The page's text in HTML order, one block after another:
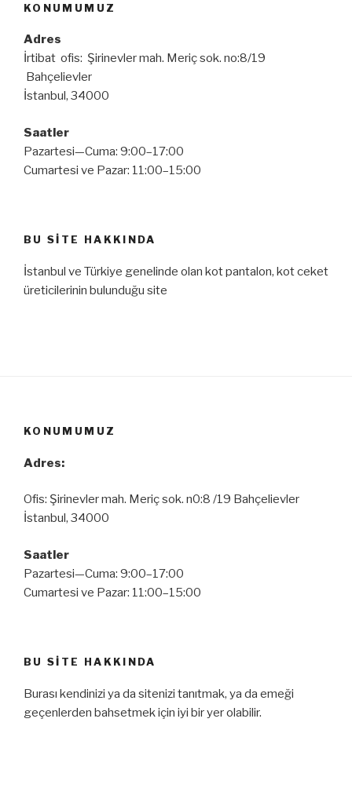
KONUMUMUZ
Adres
İrtibat ofis: Şirinevler mah. Meriç sok. no:8/19
Bahçelievler
İstanbul, 34000
Saatler
Pazartesi—Cuma: 9:00–17:00
Cumartesi ve Pazar: 11:00–15:00
BU SITE HAKKINDA
İstanbul ve Türkiye genelinde olan kot pantalon, kot ceket
üreticilerinin bulunduğu site
KONUMUMUZ
Adres:
Ofis: Şirinevler mah. Meriç sok. n0:8 /19 Bahçelievler
İstanbul, 34000
Saatler
Pazartesi—Cuma: 9:00–17:00
Cumartesi ve Pazar: 11:00–15:00
BU SITE HAKKINDA
Burası kendinizi ya da sitenizi tanıtmak, ya da emeği
geçenlerden bahsetmek için iyi bir yer olabilir.